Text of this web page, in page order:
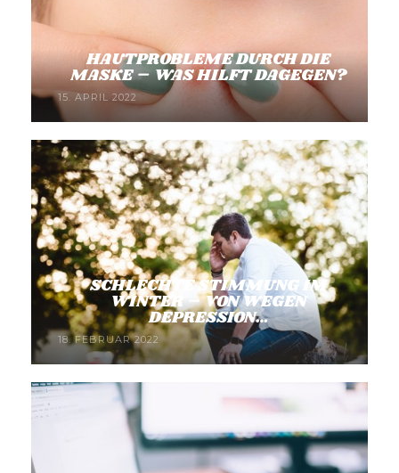
HAUTPROBLEME DURCH DIE
MASKE – WAS HILFT DAGEGEN?
15. APRIL 2022
SCHLECHTE STIMMUNG IM
WINTER – VON WEGEN
DEPRESSION…
18. FEBRUAR 2022